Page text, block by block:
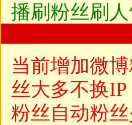
播刷粉丝刷
当前增加微
丝大多不换
粉丝自动粉